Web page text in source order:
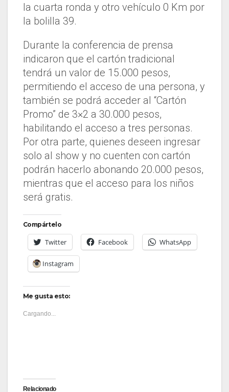
la cuarta ronda y otro vehículo 0 Km por
la bolilla 39.
Durante la conferencia de prensa
indicaron que el cartón tradicional
tendrá un valor de 15.000 pesos,
permitiendo el acceso de una persona, y
también se podrá acceder al “Cartón
Promo” de 3×2 a 30.000 pesos,
habilitando el acceso a tres personas.
Por otra parte, quienes deseen ingresar
solo al show y no cuenten con cartón
podrán hacerlo abonando 20.000 pesos,
mientras que el acceso para los niños
será gratis.
Compártelo
Twitter Facebook WhatsApp
Instagram
Me gusta esto:
Cargando...
Relacionado